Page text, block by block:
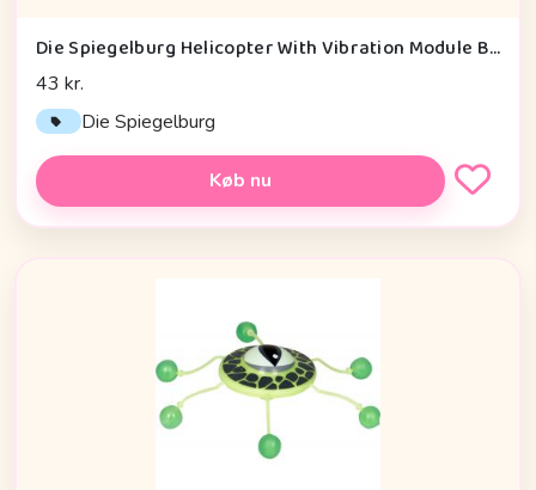
Die Spiegelburg Helicopter With Vibration Module Baby Charms - Legetøj
43 kr.
Die Spiegelburg
Køb nu